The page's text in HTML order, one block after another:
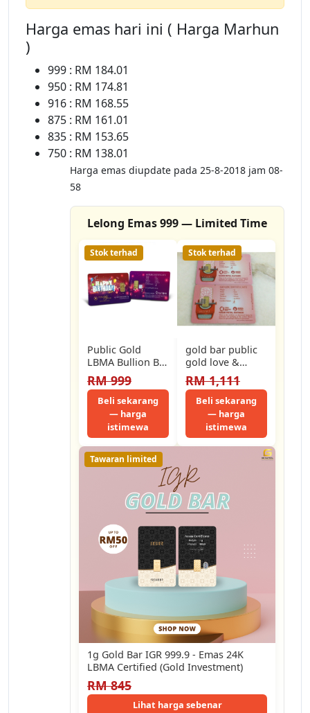
Harga emas hari ini ( Harga Marhun
)
999 : RM 184.01
950 : RM 174.81
916 : RM 168.55
875 : RM 161.01
835 : RM 153.65
750 : RM 138.01
Harga emas diupdate pada 25-8-2018 jam 08-
58
Lelong Emas 999 — Limited Time
Stok terhad
Public Gold
LBMA Bullion Bar
1g (Au 999.9) -
Happy Birthday
2015…
RM 999
Beli sekarang
— harga
istimewa
Stok terhad
gold bar public
gold love &
valetine satu
gram 999
RM 1,111
Beli sekarang
— harga
istimewa
Tawaran limited
1g Gold Bar IGR 999.9 - Emas 24K
LBMA Certified (Gold Investment)
RM 845
Lihat harga sebenar